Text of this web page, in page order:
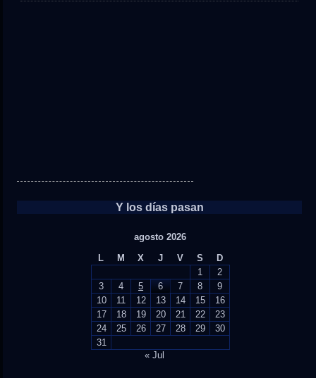
Y los días pasan
agosto 2026
L
M X J V S
D
1
2
3
4 5 6 7 8
9
10
11 12 13 14 15
16
17
18 19 20 21 22
23
24
25 26 27 28 29
30
31
« Jul